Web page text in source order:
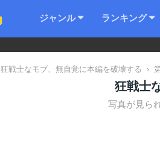
ジャンル ランキング
狂戦士なモブ、無自覚に本編を破壊する ›
狂戦士
写真が見ら